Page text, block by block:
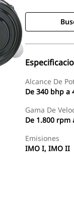
Alcance De
De 340 bhp a
Gama De
De 1.800 rpm
Emisiones
IMO I, IMO II